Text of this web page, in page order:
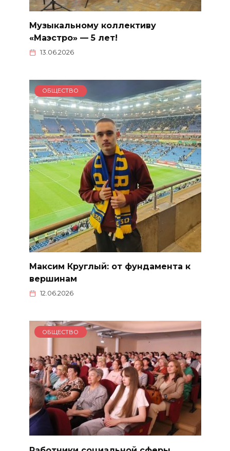
Музыкальному коллективу
«Маэстро» — 5 лет!
13.06.2026
ОБЩЕСТВО
Максим Круглый: от фундамента к
вершинам
12.06.2026
ОБЩЕСТВО